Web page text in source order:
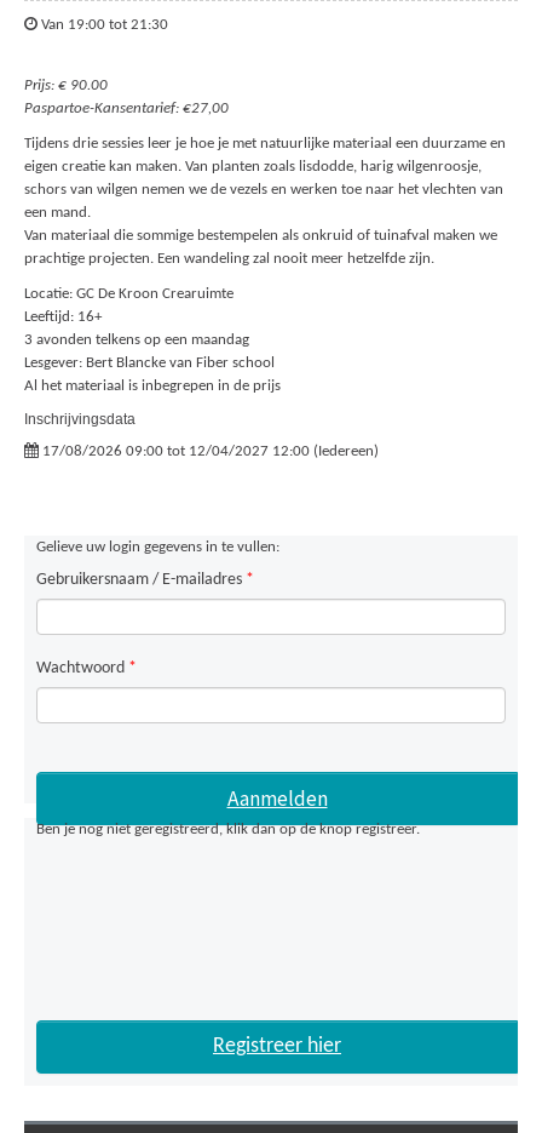
Van 19:00 tot 21:30
Prijs: € 90.00
Paspartoe-Kansentarief: €27,00
Tijdens drie sessies leer je hoe je met natuurlijke materiaal een duurzame en
eigen creatie kan maken. Van planten zoals lisdodde, harig wilgenroosje,
schors van wilgen nemen we de vezels en werken toe naar het vlechten van
een mand.
Van materiaal die sommige bestempelen als onkruid of tuinafval maken we
prachtige projecten. Een wandeling zal nooit meer hetzelfde zijn.
Locatie: GC De Kroon Crearuimte
Leeftijd: 16+
3 avonden telkens op een maandag
Lesgever: Bert Blancke van Fiber school
Al het materiaal is inbegrepen in de prijs
Inschrijvingsdata
17/08/2026 09:00 tot 12/04/2027 12:00 (Iedereen)
Gelieve uw login gegevens in te vullen:
Gebruikersnaam / E-mailadres *
Wachtwoord *
Ben je nog niet geregistreerd, klik dan op de knop registreer.
Registreer hier